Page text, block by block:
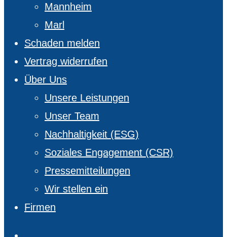
Mannheim
Marl
Schaden melden
Vertrag widerrufen
Über Uns
Unsere Leistungen
Unser Team
Nachhaltigkeit (ESG)
Soziales Engagement (CSR)
Pressemitteilungen
Wir stellen ein
Firmen